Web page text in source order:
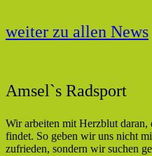
weiter zu allen News
Amsel`s Radsport
Wir arbeiten mit Herzblut daran,
findet. So geben wir uns nicht
zufrieden, sondern wir suchen